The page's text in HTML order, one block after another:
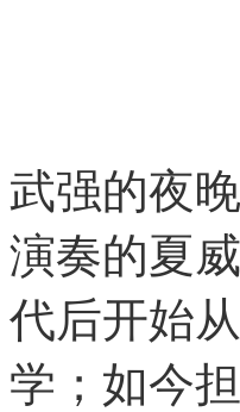
武强的夜
演奏的夏
代后开始
学；如今